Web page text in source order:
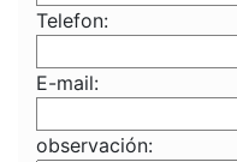
Telefon:
E-mail:
observación: